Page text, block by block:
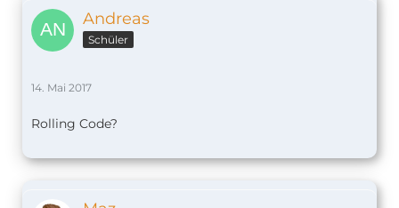
Andreas
Schüler
14. Mai 2017
Rolling Code?